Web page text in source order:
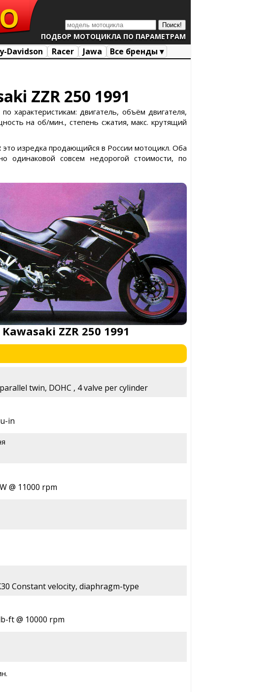
ПОДБОР МОТОЦИКЛА ПО ПАРАМЕТРАМ
Davidson Racer Jawa
Все бренды ▾
ZZR 250 1991
характеристикам: двигатель, объём двигателя,
на об/мин., степень сжатия, макс. крутящий
это изредка продающийся в России мотоцикл. Оба
одинаковой совсем недорогой стоимости, по
Kawasaki ZZR 250 1991
twin, DOHC , 4 valve per cylinder
in
@ 11000 rpm
Constant velocity, diaphragm-type
ft @ 10000 rpm